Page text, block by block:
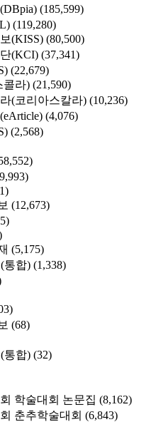
(185,599)
(119,280)
(KISS) (80,500)
(KCI) (37,341)
(22,679)
콜라) (21,590)
(코리아스칼라) (10,236)
(4,076)
(2,568)
(12,673)
(5,175)
통합) (1,338)
(68)
통합) (32)
학술대회 논문집 (8,162)
춘추학술대회 (6,843)